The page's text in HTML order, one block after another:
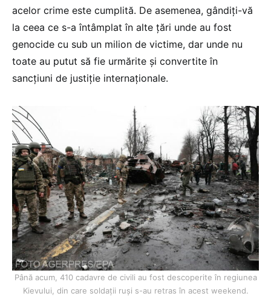
acelor crime este cumplită. De asemenea, gândiți-vă
la ceea ce s-a întâmplat în alte țări unde au fost
genocide cu sub un milion de victime, dar unde nu
toate au putut să fie urmărite și convertite în
sancțiuni de justiție internaționale.
Până acum, 410 cadavre de civili au fost descoperite în regiunea
Kievului, din care soldații ruși s-au retras în acest weekend.